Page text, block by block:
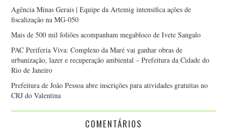
Agência Minas Gerais | Equipe da Artemig intensifica ações de
fiscalização na MG-050
Mais de 500 mil foliões acompanham megabloco de Ivete Sangalo
PAC Periferia Viva: Complexo da Maré vai ganhar obras de
urbanização, lazer e recuperação ambiental – Prefeitura da Cidade do
Rio de Janeiro
Prefeitura de João Pessoa abre inscrições para atividades gratuitas no
CRJ do Valentina
COMENTÁRIOS